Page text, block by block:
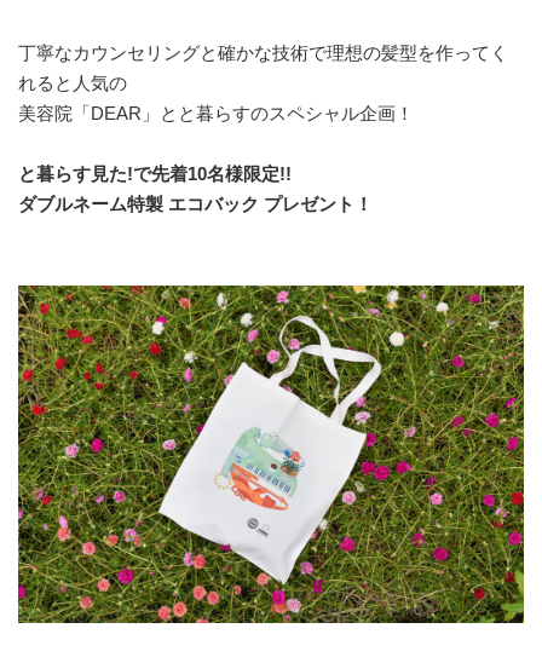
丁寧なカウンセリングと確かな技術で理想の髪型を作ってく
れると人気の
美容院「DEAR」とと暮らすのスペシャル企画！
と暮らす見た!で先着10名様限定!!
ダブルネーム特製 エコバック プレゼント！